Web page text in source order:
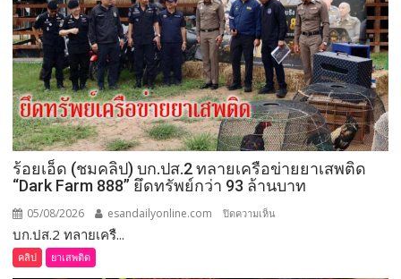
คำ
สั่ง
ให้
จัดการ
เลือก
ตั้ง
นายก
อบจ.ขอนแก่น
ใหม่
กกต.
ร้อยเอ็ด (ชมคลิป) บก.ปส.2 ทลายเครือข่ายยาเสพติด
“Dark Farm 888” ยึดทรัพย์กว่า 93 ล้านบาท
05/08/2026 esandailyonline.com ปิดความเห็น
บก.ปส.2 ทลายเครื...
คลิป ยาเสพติด